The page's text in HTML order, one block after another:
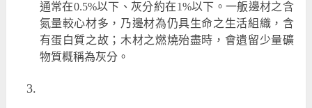
通常在0.5%以下、灰分約在1%以下。一舨邊材之含
氮量較心材多，乃邊材為仍具生命之生活組織，含
有蛋白質之故；木材之燃燒殆盡時，會遺留少量礦
物質概稱為灰分。